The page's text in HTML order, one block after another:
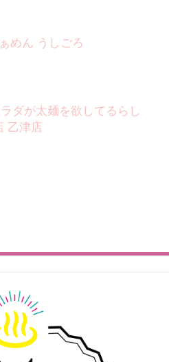
めん うしごろ
ダが太麺を欲してるらし
乙津店